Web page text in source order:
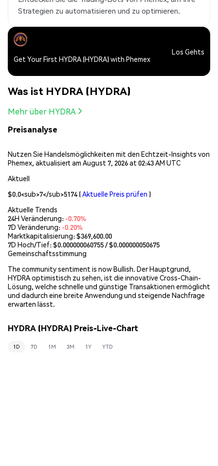
Strategien zu automatisieren und zu optimieren.
Get Your First HYDRA (HYDRA) with Phemex
Los Gehts
Was ist HYDRA (HYDRA)
Mehr über HYDRA
Preisanalyse
Nutzen Sie Handelsmöglichkeiten mit den Echtzeit-Insights von
Phemex, aktualisiert am August 7, 2026 at 02:43 AM UTC
Aktuell
$0.0<sub>7</sub>5174 ( Aktuelle Preis prüfen )
Aktuelle Trends
24H Veränderung: -0.70%
7D Veränderung: -0.20%
Marktkapitalisierung:$369,600.00
7D Hoch/Tief: $0.000000060755 / $0.000000050675
Gemeinschaftsstimmung
The community sentiment is now Bullish. Der Hauptgrund,
HYDRA optimistisch zu sehen, ist die innovative Cross-Chain-
Lösung, welche schnelle und günstige Transaktionen ermöglicht
und dadurch eine breite Anwendung und steigende Nachfrage
erwarten lässt.
HYDRA (HYDRA) Preis-Live-Chart
1D 7D 1M 3M 1Y YTD